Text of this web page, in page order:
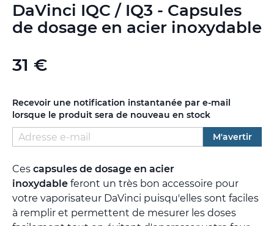
DaVinci IQC / IQ3 - Capsules
de dosage en acier inoxydable
31 €
Recevoir une notification instantanée par e-mail
lorsque le produit sera de nouveau en stock
M'avertir
Ces capsules de dosage en acier
inoxydable feront un très bon accessoire pour
votre vaporisateur DaVinci puisqu'elles sont faciles
à remplir et permettent de mesurer les doses
to
the
beginning
the
images